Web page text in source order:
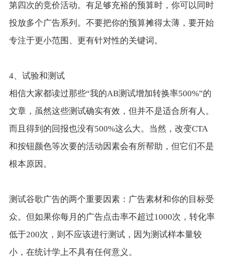
第四次的竞价活动。有足够充裕的预算时，你可以同时
投放多个广告系列。不要把你的预算摊得太薄，要开始
专注于更小范围、更有针对性的关键词。
4、试验和测试
相信大家都读过那些“我的AB测试增加转换率500%”的
文章，虽然这些测试确实有效，但并不是适合所有人。
而且得到的回报也没有500%这么大。当然，改变CTA
和按钮颜色等次要的活动因素会有所帮助，但它们不是
根本原因。
测试谷歌广告的两个重要因素：广告素材和你的目标受
众。但如果你每月的广告点击率不超过1000次，转化率
低于200次，则不应该进行测试，因为测试样本量较
小，在统计学上不具有任何意义。